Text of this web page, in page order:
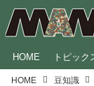
HOME トピック
HOME 豆知識